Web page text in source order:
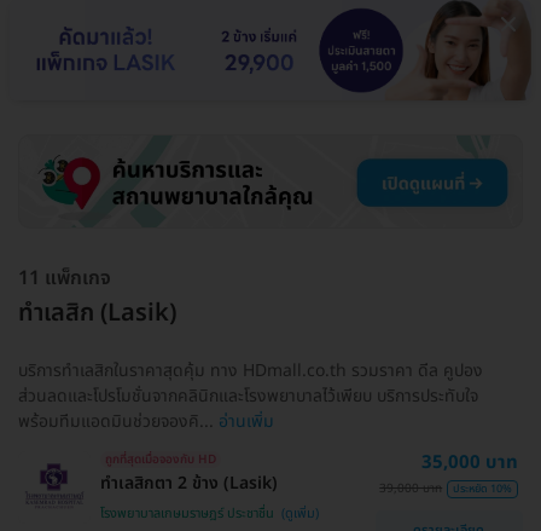
11 แพ็กเกจ
ทำเลสิก (Lasik)
บริการทำเลสิกในราคาสุดคุ้ม ทาง HDmall.co.th รวมราคา ดีล คูปอง
ส่วนลดและโปรโมชั่นจากคลินิกและโรงพยาบาลไว้เพียบ บริการประทับใจ
พร้อมทีมแอดมินช่วยจองคิ... อ่านเพิ่ม
ถูกที่สุดเมื่อจองกับ HD
ทำเลสิกตา 2 ข้าง (Lasik)
โรงพยาบาลเกษมราษฎร์ ประชาชื่น
35,000 บาท
39,000 บาท ประหยัด 10%